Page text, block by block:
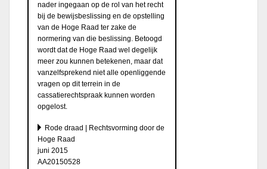
nader ingegaan op de rol van het recht
bij de bewijsbeslissing en de opstelling
van de Hoge Raad ter zake de
normering van die beslissing. Betoogd
wordt dat de Hoge Raad wel degelijk
meer zou kunnen betekenen, maar dat
vanzelfsprekend niet alle openliggende
vragen op dit terrein in de
cassatierechtspraak kunnen worden
opgelost.
Rode draad | Rechtsvorming door de
Hoge Raad
juni 2015
AA20150528